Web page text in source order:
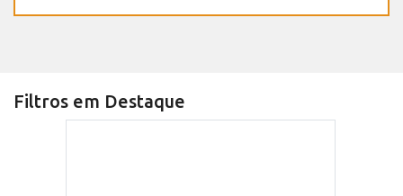
Filtros em Destaque